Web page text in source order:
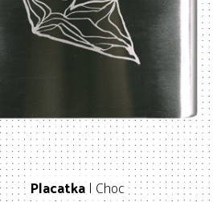
Placatka| Choc